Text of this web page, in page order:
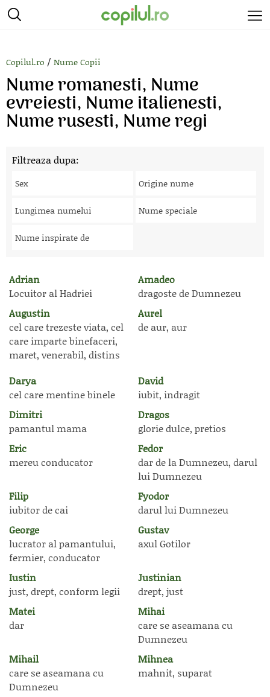
Copilul.ro / Nume Copii
Nume romanesti, Nume
evreiesti, Nume italienesti,
Nume rusesti, Nume regi
Filtreaza dupa:
Sex Origine nume
Lungimea numelui Nume speciale
Nume inspirate de
Adrian
Locuitor al Hadriei
Amadeo
dragoste de Dumnezeu
Augustin
cel care trezeste viata, cel
care imparte binefaceri,
maret, venerabil, distins
Aurel
de aur, aur
Darya
cel care mentine binele
David
iubit, indragit
Dimitri
pamantul mama
Dragos
glorie dulce, pretios
Eric
mereu conducator
Fedor
dar de la Dumnezeu, darul
lui Dumnezeu
Filip
iubitor de cai
Fyodor
darul lui Dumnezeu
George
lucrator al pamantului,
fermier, conducator
Gustav
axul Gotilor
Iustin
just, drept, conform legii
Justinian
drept, just
Matei
dar
Mihai
care se aseamana cu
Dumnezeu
Mihail
care se aseamana cu
Dumnezeu
Mihnea
mahnit, suparat